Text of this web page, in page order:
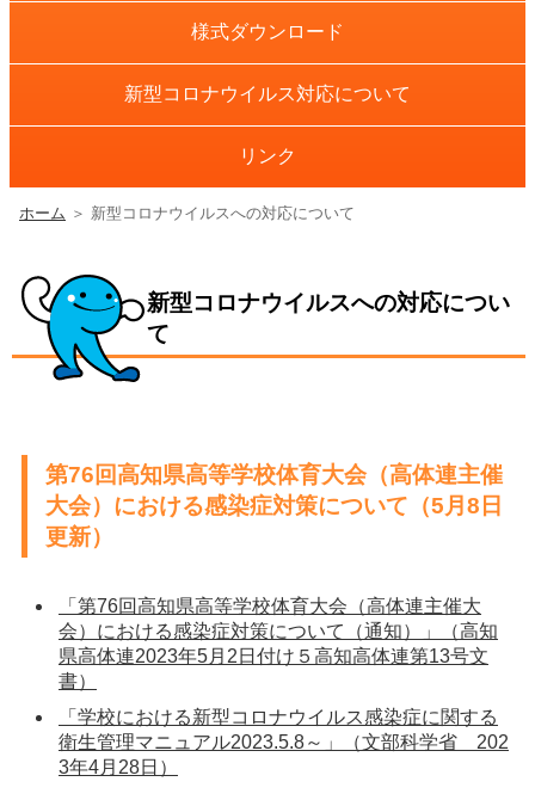
様式ダウンロード
新型コロナウイルス対応について
リンク
ホーム ＞ 新型コロナウイルスへの対応について
新型コロナウイルスへの対応につい
て
第76回高知県高等学校体育大会（高体連主催
大会）における感染症対策について（5月8日
更新）
「第76回高知県高等学校体育大会（高体連主催大
会）における感染症対策について（通知）」（高知
県高体連2023年5月2日付け５高知高体連第13号文
書）
「学校における新型コロナウイルス感染症に関する
衛生管理マニュアル2023.5.8～」（文部科学省 202
3年4月28日）